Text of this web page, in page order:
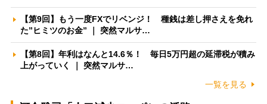
【第9回】もう一度FXでリベンジ！ 種銭は差し押さえを免れ
た”ヒミツのお金” ｜ 突然マルサ…
【第8回】年利はなんと14.6％！ 毎日5万円超の延滞税が積み
上がっていく ｜ 突然マルサ…
一覧を見る